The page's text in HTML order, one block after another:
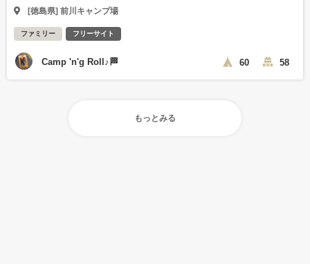
[徳島県] 前川キャンプ場
ファミリー フリーサイト
Camp 'n'g Roll♪🏁 60 58
もっとみる